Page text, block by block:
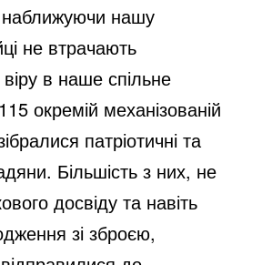
нашу
не втрачають
в наше спільне
окремій механізованій
патріотичні та
Більшість з них, не
досвіду та навіть
зі зброєю,